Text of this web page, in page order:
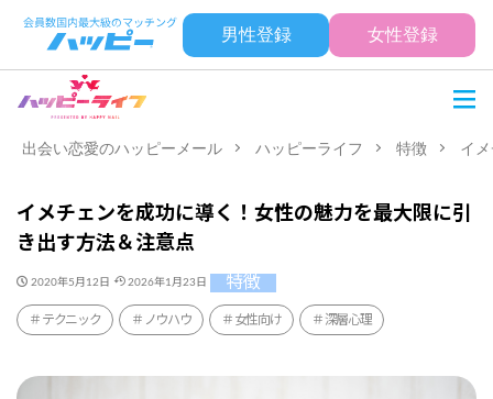
男性登録 女性登録
出会い恋愛のハッピーメール ハッピーライフ 特徴 イ
イメチェンを成功に導く！女性の魅力を最大限に引
き出す方法＆注意点
2020年5月12日 2026年1月23日 特徴
テクニック ノウハウ 女性向け 深層心理